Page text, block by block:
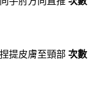
提皮膚至頸部 次數